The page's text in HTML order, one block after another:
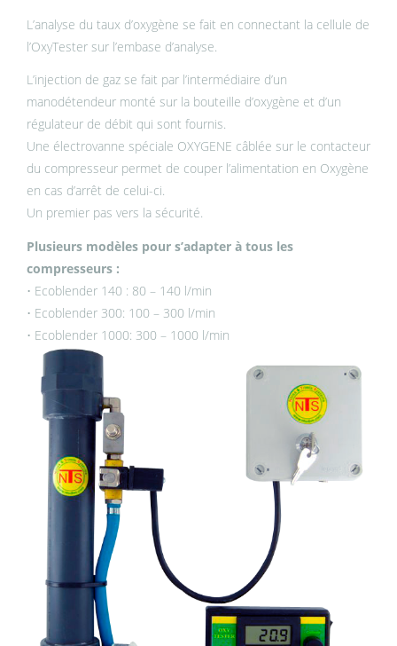
L’analyse du taux d’oxygène se fait en connectant la cellule de
l’OxyTester sur l’embase d’analyse.
L’injection de gaz se fait par l’intermédiaire d’un
manodétendeur monté sur la bouteille d’oxygène et d’un
régulateur de débit qui sont fournis.
Une électrovanne spéciale OXYGENE câblée sur le contacteur
du compresseur permet de couper l’alimentation en Oxygène
en cas d’arrêt de celui-ci.
Un premier pas vers la sécurité.
Plusieurs modèles pour s’adapter à tous les
compresseurs :
• Ecoblender 140 : 80 – 140 l/min
• Ecoblender 300: 100 – 300 l/min
• Ecoblender 1000: 300 – 1000 l/min